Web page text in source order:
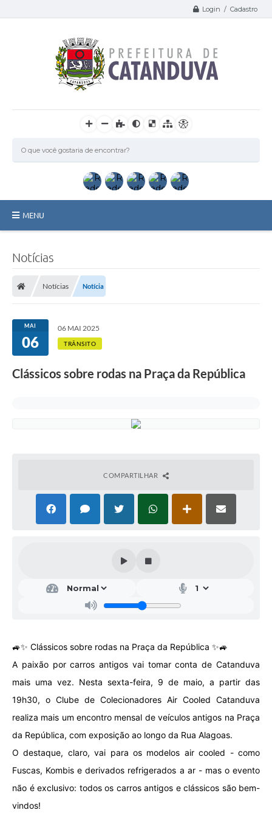
Login / Cadastro
MENU
Licitações / PCA
Transparência
A Prefeitura
Enquete
Jornal
Agenda
Diário Oficial
Contato
Notícias
Notícias Notícia
MAI
06
06 MAI 2025
TRÂNSITO
Clássicos sobre rodas na Praça da República
COMPARTILHAR
🚙✨ Clássicos sobre rodas na Praça da República ✨🚙
A paixão por carros antigos vai tomar conta de Catanduva
mais uma vez. Nesta sexta-feira, 9 de maio, a partir das
19h30, o Clube de Colecionadores Air Cooled Catanduva
realiza mais um encontro mensal de veículos antigos na Praça
da República, com exposição ao longo da Rua Alagoas.
O destaque, claro, vai para os modelos air cooled - como
Fuscas, Kombis e derivados refrigerados a ar - mas o evento
não é exclusivo: todos os carros antigos e clássicos são bem-
vindos!